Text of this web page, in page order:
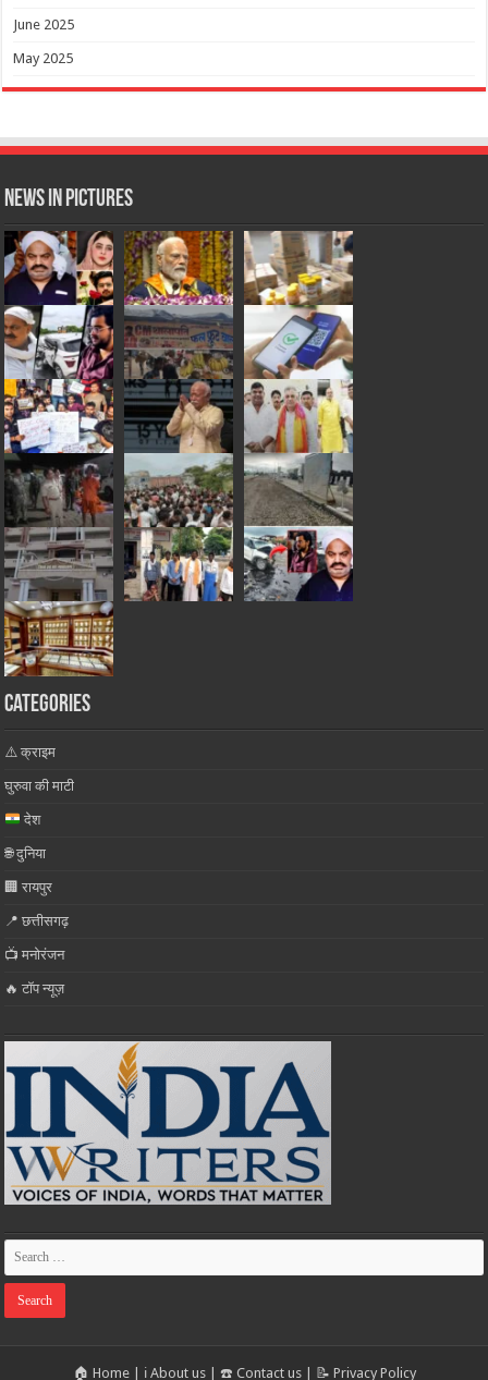
June 2025
May 2025
News in Pictures
Categories
⚠️ क्राइम
घुरुवा की माटी
देश
🌐 दुनिया
🏢 रायपुर
📍 छत्तीसगढ़
📺 मनोरंजन
🔥 टॉप न्यूज़
🏠 Home| ℹ️ About us| ☎️ Contact us| 📝 Privacy Policy